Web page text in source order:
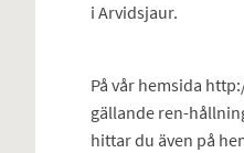
i Arvidsjaur.
På vår hemsida
gällande ren-
hittar du även på